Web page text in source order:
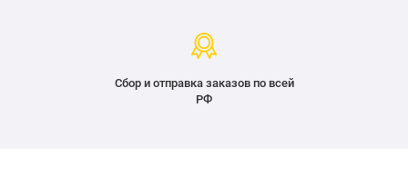
Сбор и отправка заказов по всей
РФ